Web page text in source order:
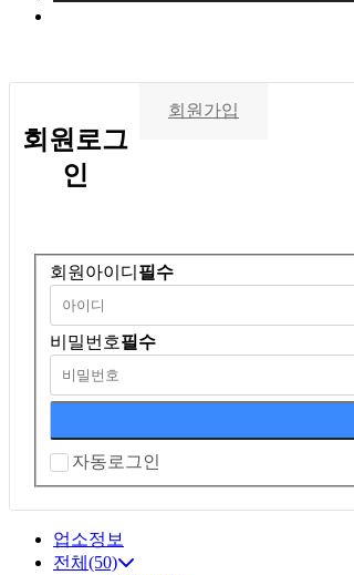
회원 로그
인
회원가입
회원아이디 필수
비밀번호필수
자동로그인
업소정보
전체(50)